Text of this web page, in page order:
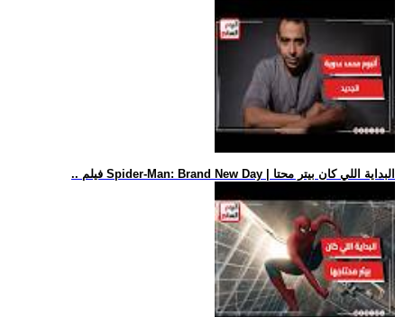
.. فيلم Spider-Man: Brand New Day | البداية اللي كان بيتر محتا